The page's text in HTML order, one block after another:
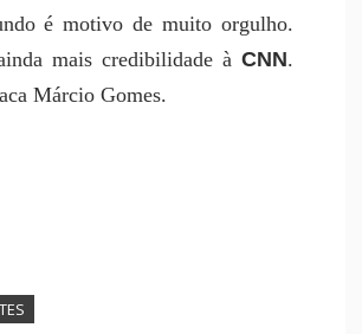
é motivo de muito orgulho.
mais credibilidade à CNN.
Márcio Gomes.